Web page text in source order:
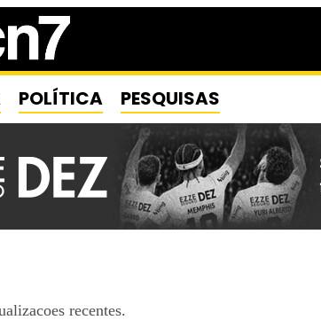
POLÍTICA PESQUISAS
recentes.